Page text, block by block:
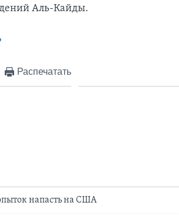
Аль-Кайды.
Распечатать
напасть на США